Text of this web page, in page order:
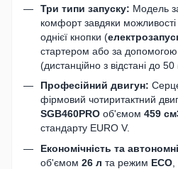
Три типи запуску: Модель
комфорт завдяки
однієї кнопки (
стартером або за допомогою
(дистанційно з відстані до 50
Професійний двигун:
фірмовий чотиритактний
SGB460PRO об'ємом 459
стандарту EURO V.
Економічність та
об'ємом 26 л та режим ECO